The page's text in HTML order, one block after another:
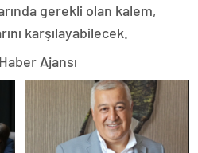
gerekli olan kalem,
karşılayabilecek.
Ajansı